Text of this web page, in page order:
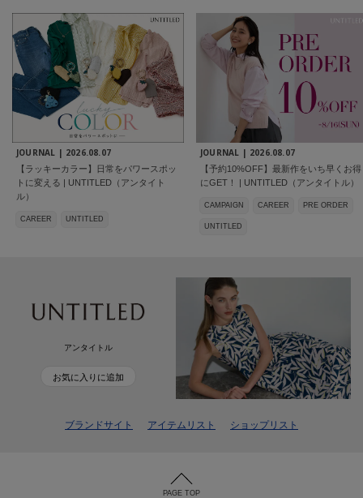
JOURNAL | 2026.08.07
【ラッキーカラー】日常をパワースポッ
トに変える | UNTITLED（アンタイト
ル）
CAREER UNTITLED
JOURNAL | 2026.08.07
【予約10%OFF】最新作をいち早くお得
にGET！ | UNTITLED（アンタイトル）
CAMPAIGN CAREER PRE ORDER
UNTITLED
アンタイトル
お気に入りに追加
ブランドサイト アイテムリスト ショップリスト
PAGE TOP